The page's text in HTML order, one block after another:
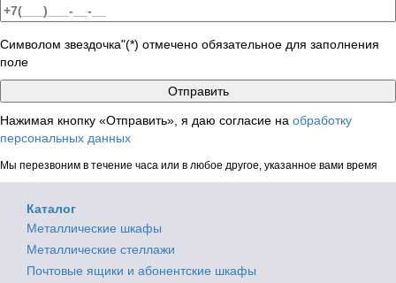
Символом звездочка"(*) отмечено обязательное для заполнения
поле
Нажимая кнопку «Отправить», я даю согласие на обработку
персональных данных
Мы перезвоним в течение часа или в любое другое, указанное вами время
Каталог
Металлические шкафы
Металлические стеллажи
Почтовые ящики и абонентские шкафы